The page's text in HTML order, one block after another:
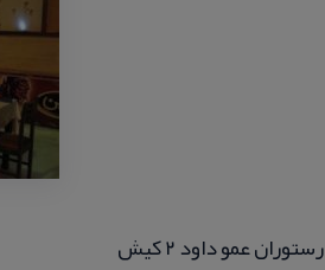
رستوران عمو داود ۲ كیش